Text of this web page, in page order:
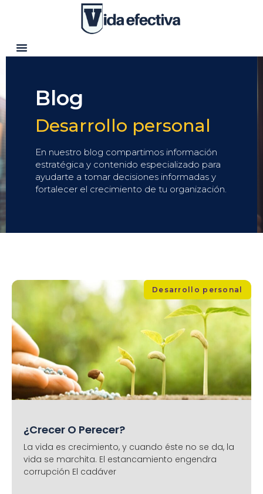
Blog
Desarrollo personal
En nuestro blog compartimos información
estratégica y contenido especializado para
ayudarte a tomar decisiones informadas y
fortalecer el crecimiento de tu organización.
Desarrollo personal
¿Crecer O Perecer?
La vida es crecimiento, y cuando éste no se da, la
vida se marchita. El estancamiento engendra
corrupción El cadáver